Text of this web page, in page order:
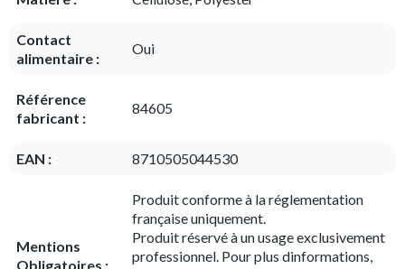
Contact
alimentaire :
Oui
Référence
fabricant :
84605
EAN : 8710505044530
Mentions
Obligatoires :
Produit conforme à la réglementation
française uniquement.
Produit réservé à un usage exclusivement
professionnel. Pour plus dinformations,